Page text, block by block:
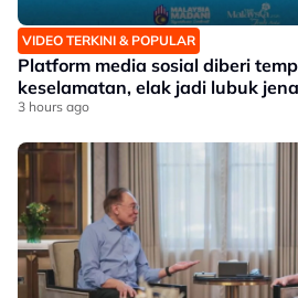
VIDEO TERKINI & POPULAR
Platform media sosial diberi
keselamatan, elak jadi lubuk
3 hours ago